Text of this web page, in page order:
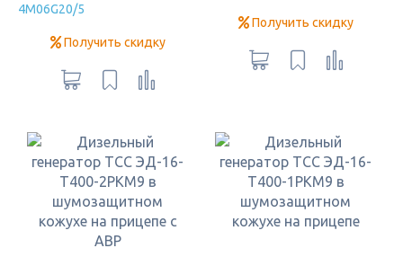
4M06G20/5
Получить скидку
Получить скидку